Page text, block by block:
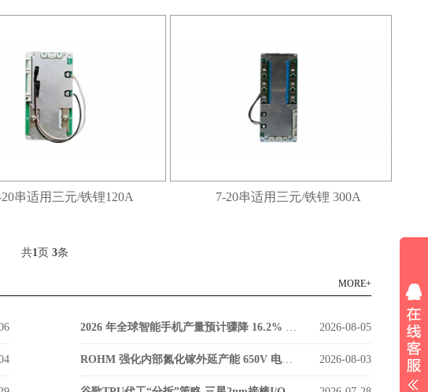
20串适用三元/铁锂120A 7-20串适用三元/铁锂 300A
共1页 3条
MORE+
2026 年全球智能手机产量预计骤降 16.2% 低成本零部件库存枯竭成主因 2026-08-05
ROHM 强化内部氮化镓外延产能 650V 电源器件告别外部代工 2026-08-03